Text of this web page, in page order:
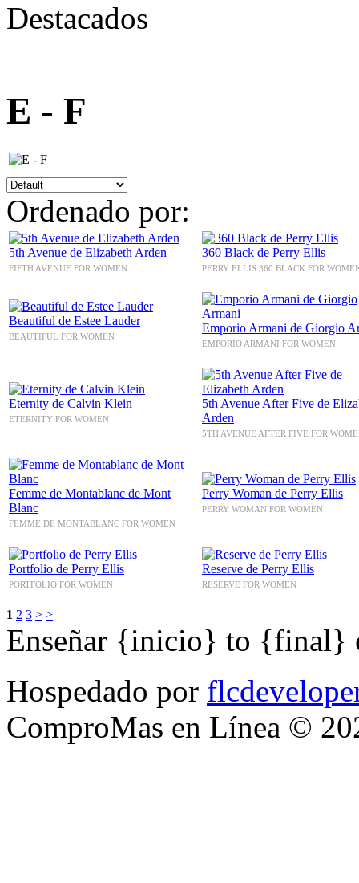
Destacados
E - F
Ordenado por:
5th Avenue de Elizabeth Arden
FIFTH AVENUE FOR WOMEN
360 Black de Perry Ellis
PERRY ELLIS 360 BLACK FOR
Beautiful de Estee Lauder
BEAUTIFUL FOR WOMEN
Emporio Armani de Giorgio
EMPORIO ARMANI FOR WOMEN
Eternity de Calvin Klein
ETERNITY FOR WOMEN
5th Avenue After Five de
Arden
5TH AVENUE AFTER FIVE FOR
Femme de Montablanc de Mont
Blanc
FEMME DE MONTABLANC FOR WOMEN
Perry Woman de Perry Ellis
PERRY WOMAN FOR WOMEN
Portfolio de Perry Ellis
PORTFOLIO FOR WOMEN
Reserve de Perry Ellis
RESERVE FOR WOMEN
1 2 3 > >|
Enseñar {inicio} to {final}
Hospedado por
ComproMas en Línea ©